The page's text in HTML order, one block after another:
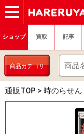
ショップ
買取
記事
デッキ検索
デッキ構築
選手一覧
店舗一覧
イベント
ヘルプ
お問い合わせ
ショップ 買取 記事
商品カテゴリ
通販TOP > 時のらせん